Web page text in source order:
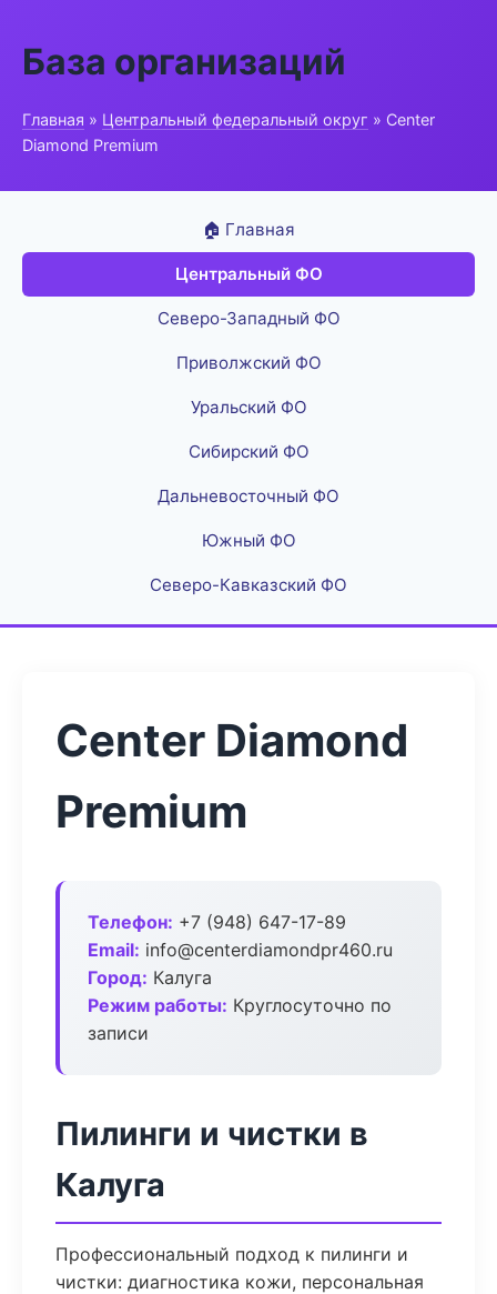
База организаций
Главная » Центральный федеральный округ » Center
Diamond Premium
🏠 Главная
Центральный ФО
Северо-Западный ФО
Приволжский ФО
Уральский ФО
Сибирский ФО
Дальневосточный ФО
Южный ФО
Северо-Кавказский ФО
Center Diamond
Premium
Телефон: +7 (948) 647-17-89
Email: info@centerdiamondpr460.ru
Город: Калуга
Режим работы: Круглосуточно по
записи
Пилинги и чистки в
Калуга
Профессиональный подход к пилинги и
чистки: диагностика кожи, персональная